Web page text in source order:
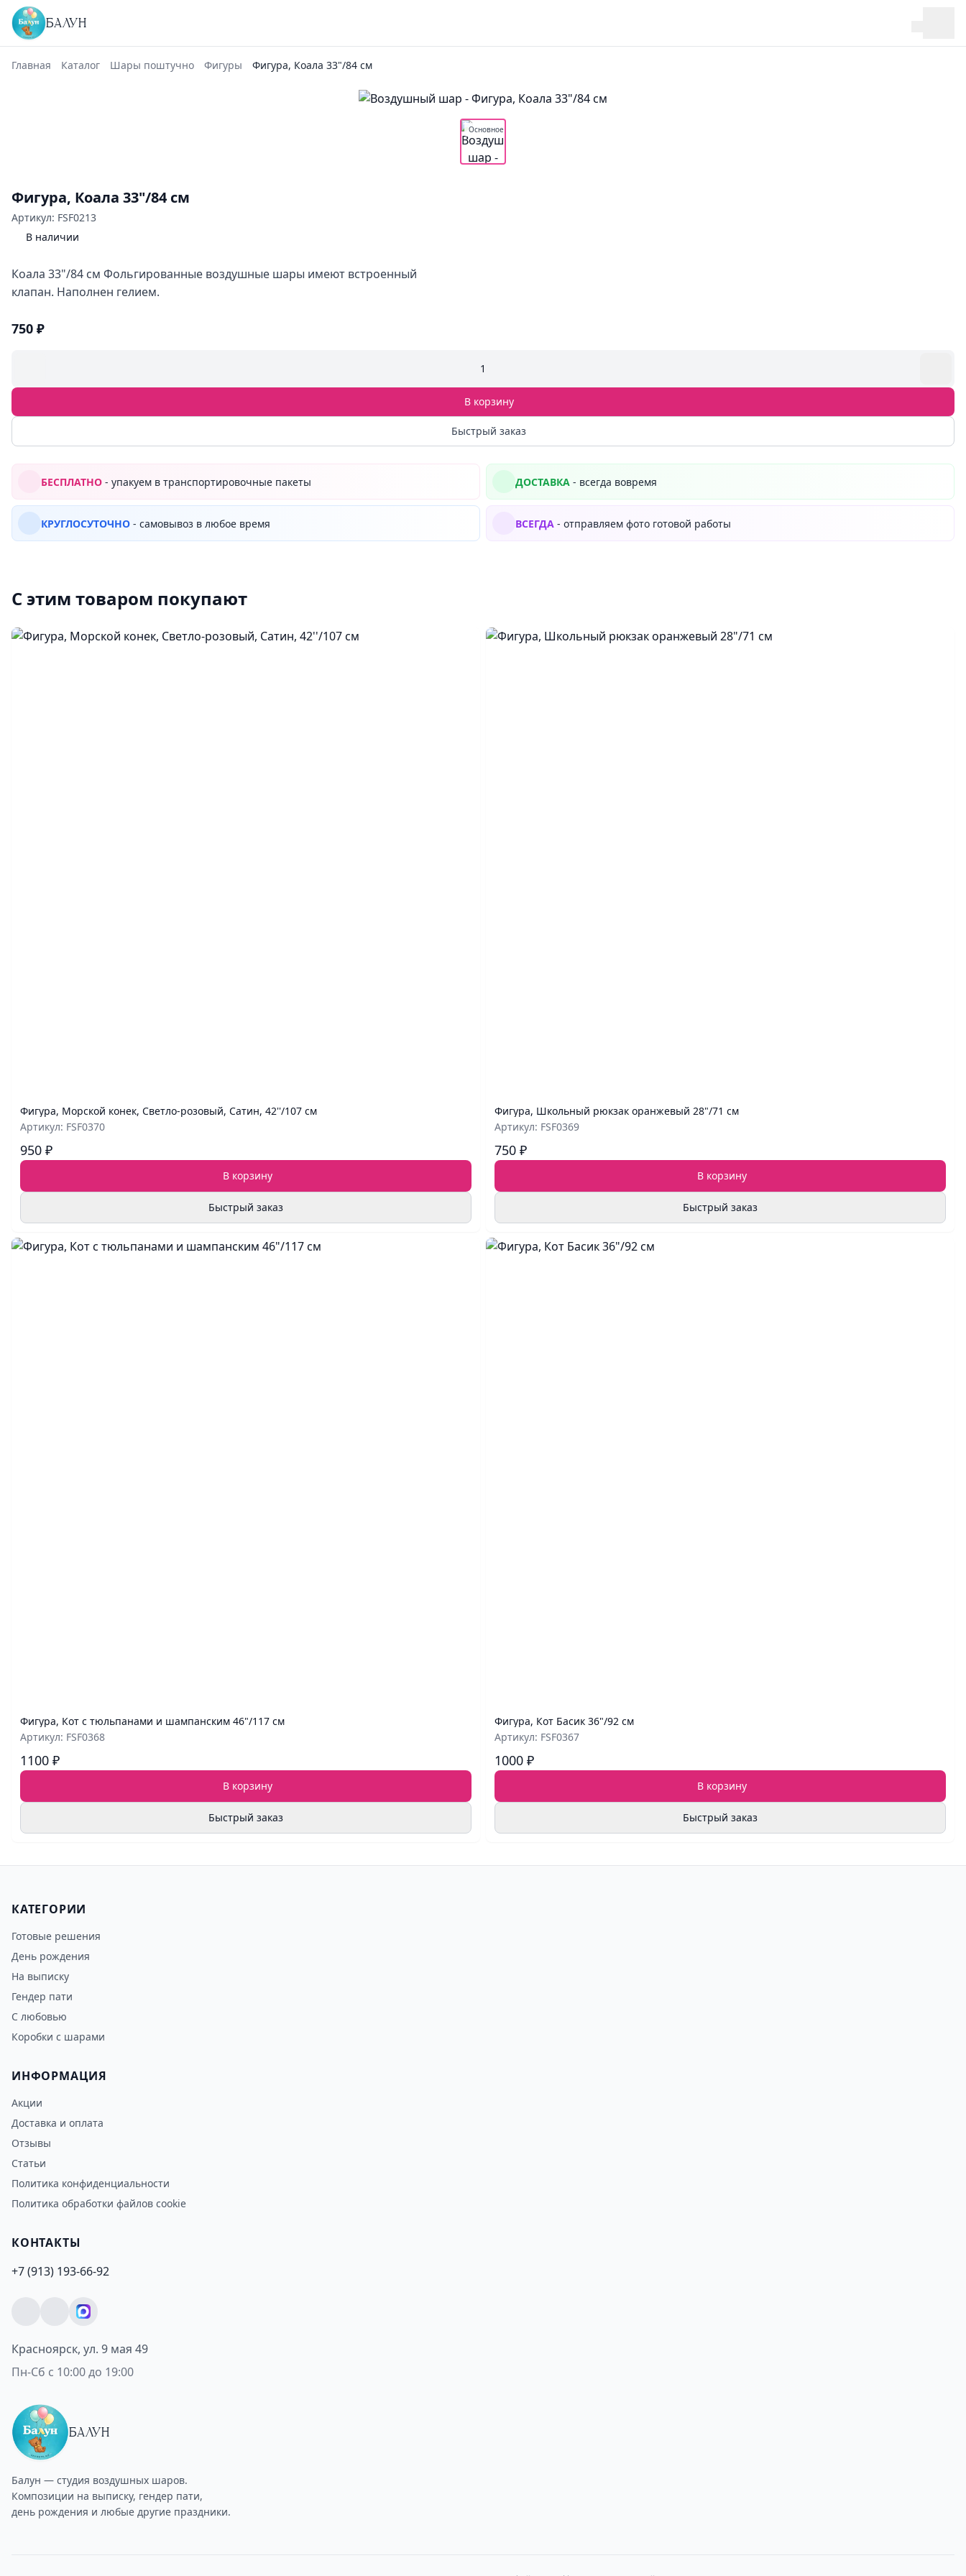
БАЛУН
Главная Каталог Шары поштучно Фигуры Фигура, Коала 33"/84 см
Основное
Фигура, Коала 33"/84 см
Артикул: FSF0213
В наличии
Коала 33"/84 см Фольгированные воздушные шары имеют встроенный
клапан. Наполнен гелием.
750 ₽
1
В корзину
Быстрый заказ
БЕСПЛАТНО - упакуем в транспортировочные пакеты ДОСТАВКА - всегда вовремя
КРУГЛОСУТОЧНО - самовывоз в любое время ВСЕГДА - отправляем фото готовой работы
С этим товаром покупают
Фигура, Морской конек, Светло-розовый, Сатин, 42''/107 см
Артикул: FSF0370
950 ₽
В корзину
Быстрый заказ
Фигура, Школьный рюкзак оранжевый 28"/71 см
Артикул: FSF0369
750 ₽
В корзину
Быстрый заказ
Фигура, Кот с тюльпанами и шампанским 46"/117 см
Артикул: FSF0368
1100 ₽
В корзину
Быстрый заказ
Фигура, Кот Басик 36"/92 см
Артикул: FSF0367
1000 ₽
В корзину
Быстрый заказ
КАТЕГОРИИ
Готовые решения
День рождения
На выписку
Гендер пати
С любовью
Коробки с шарами
ИНФОРМАЦИЯ
Акции
Доставка и оплата
Отзывы
Статьи
Политика конфиденциальности
Политика обработки файлов cookie
КОНТАКТЫ
+7 (913) 193-66-92
Красноярск, ул. 9 мая 49
Пн-Сб с 10:00 до 19:00
БАЛУН
Балун — студия воздушных шаров.
Композиции на выписку, гендер пати,
день рождения и любые другие праздники.